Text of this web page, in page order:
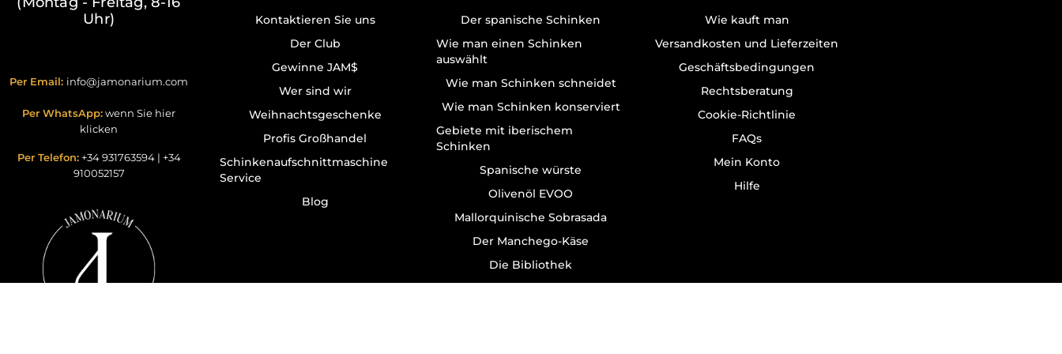
Uhr)
Per Email: info@jamonarium.com
Per WhatsApp:wenn Sie hier
klicken
Per Telefon: +34 931763594| +34
910052157
Kontaktieren Sie uns
Der Club
Gewinne JAM$
Wer sind wir
Weihnachtsgeschenke
Profis Großhandel
Schinkenaufschnittmaschine
Service
Blog
Der spanische Schinken
Wie man einen Schinken
auswählt
Wie man Schinken schneidet
Wie man Schinken konserviert
Gebiete mit iberischem
Schinken
Spanische würste
Olivenöl EVOO
Mallorquinische Sobrasada
Der Manchego-Käse
Die Bibliothek
Wie kauft man
Versandkosten und Lieferzeiten
Geschäftsbedingungen
Rechtsberatung
Cookie-Richtlinie
FAQs
Mein Konto
Hilfe